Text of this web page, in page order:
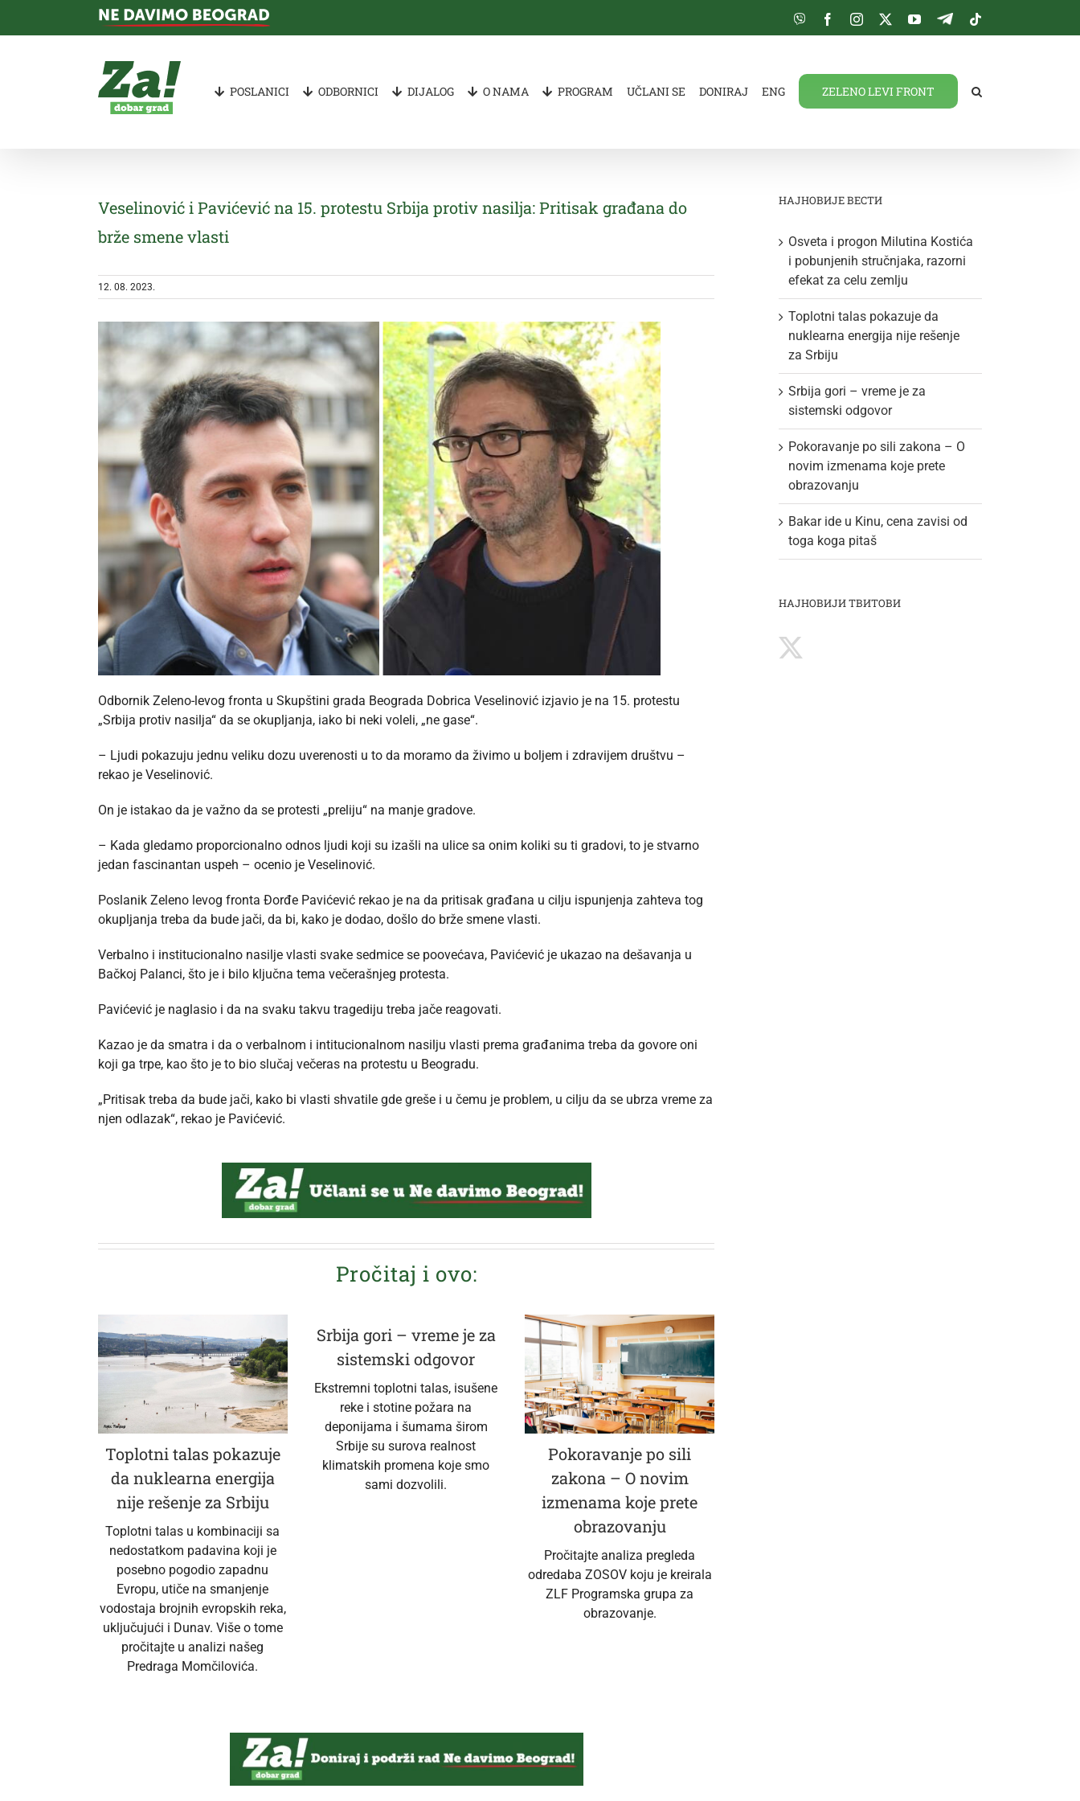
Viber FacebookInstagram
TwitterYouTube
Telegram
POSLANICI ODBORNICI DIJALOG O NAMA PROGRAM UČLANI SE DONIRAJ ENG ZELENO LEVI FRONT
Veselinović i Pavićević na 15. protestu Srbija protiv nasilja: Pritisak građana do
brže smene vlasti
12. 08. 2023.
Odbornik Zeleno-levog fronta u Skupštini grada Beograda Dobrica Veselinović izjavio je na 15. protestu
„Srbija protiv nasilja“ da se okupljanja, iako bi neki voleli, „ne gase“.
– Ljudi pokazuju jednu veliku dozu uverenosti u to da moramo da živimo u boljem i zdravijem društvu –
rekao je Veselinović.
On je istakao da je važno da se protesti „preliju“ na manje gradove.
– Kada gledamo proporcionalno odnos ljudi koji su izašli na ulice sa onim koliki su ti gradovi, to je stvarno
jedan fascinantan uspeh – ocenio je Veselinović.
Poslanik Zeleno levog fronta Đorđe Pavićević rekao je na da pritisak građana u cilju ispunjenja zahteva tog
okupljanja treba da bude jači, da bi, kako je dodao, došlo do brže smene vlasti.
Verbalno i institucionalno nasilje vlasti svake sedmice se poovećava, Pavićević je ukazao na dešavanja u
Bačkoj Palanci, što je i bilo ključna tema večerašnjeg protesta.
Pavićević je naglasio i da na svaku takvu tragediju treba jače reagovati.
Kazao je da smatra i da o verbalnom i intitucionalnom nasilju vlasti prema građanima treba da govore oni
koji ga trpe, kao što je to bio slučaj večeras na protestu u Beogradu.
„Pritisak treba da bude jači, kako bi vlasti shvatile gde greše i u čemu je problem, u cilju da se ubrza vreme za
njen odlazak“, rekao je Pavićević.
Pročitaj i ovo:
Toplotni talas pokazuje
da nuklearna energija
nije rešenje za Srbiju
Toplotni talas u kombinaciji sa
nedostatkom padavina koji je
posebno pogodio zapadnu
Evropu, utiče na smanjenje
vodostaja brojnih evropskih reka,
uključujući i Dunav. Više o tome
pročitajte u analizi našeg
Predraga Momčilovića.
Srbija gori – vreme je za
sistemski odgovor
Ekstremni toplotni talas, isušene
reke i stotine požara na
deponijama i šumama širom
Srbije su surova realnost
klimatskih promena koje smo
sami dozvolili.
Pokoravanje po sili
zakona – O novim
izmenama koje prete
obrazovanju
Pročitajte analiza pregleda
odredaba ZOSOV koju je kreirala
ZLF Programska grupa za
obrazovanje.
НАЈНОВИЈЕ ВЕСТИ
Osveta i progon Milutina Kostića
i pobunjenih stručnjaka, razorni
efekat za celu zemlju
Toplotni talas pokazuje da
nuklearna energija nije rešenje
za Srbiju
Srbija gori – vreme je za
sistemski odgovor
Pokoravanje po sili zakona – O
novim izmenama koje prete
obrazovanju
Bakar ide u Kinu, cena zavisi od
toga koga pitaš
НАЈНОВИЈИ ТВИТОВИ